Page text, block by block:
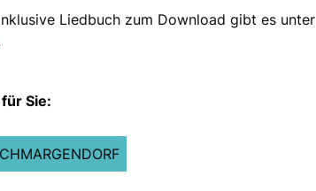
Liedbuch zum Download gibt es unter
Sie: